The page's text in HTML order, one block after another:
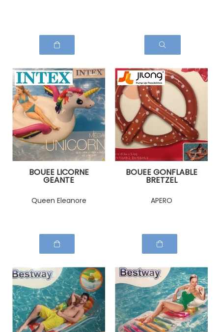
BOUEE LICORNE
GEANTE
Queen Eleanore
BOUEE GONFLABLE
BRETZEL
APERO